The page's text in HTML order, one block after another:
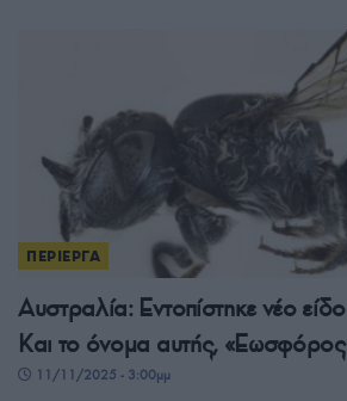
ΠΕΡΙΕΡΓΑ
Αυστραλία: Εντοπίστηκε νέο
Και το όνομα αυτής,
11/11/2025 - 3:00μμ